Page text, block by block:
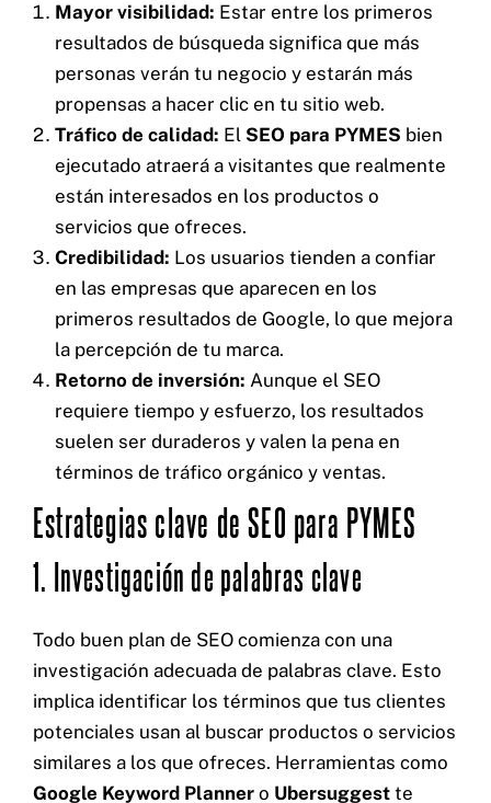
Mayor visibilidad: Estar entre los primeros
resultados de búsqueda significa que más
personas verán tu negocio y estarán más
propensas a hacer clic en tu sitio web.
Tráfico de calidad: El SEO para PYMES bien
ejecutado atraerá a visitantes que realmente
están interesados en los productos o
servicios que ofreces.
Credibilidad: Los usuarios tienden a confiar
en las empresas que aparecen en los
primeros resultados de Google, lo que mejora
la percepción de tu marca.
Retorno de inversión: Aunque el SEO
requiere tiempo y esfuerzo, los resultados
suelen ser duraderos y valen la pena en
términos de tráfico orgánico y ventas.
Estrategias clave de SEO para PYMES
1. Investigación de palabras clave
Todo buen plan de SEO comienza con una
investigación adecuada de palabras clave. Esto
implica identificar los términos que tus clientes
potenciales usan al buscar productos o servicios
similares a los que ofreces. Herramientas como
Google Keyword Planner o Ubersuggest te